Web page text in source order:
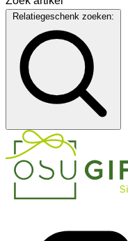
Relatiegeschenk zoeken: